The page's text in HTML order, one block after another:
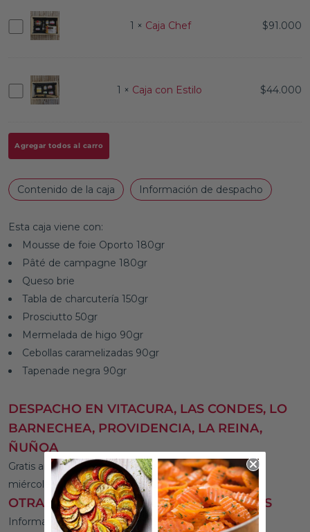
Chef
1 × Caja Chef $91.000
1 × Caja con Estilo $44.000
Agregar todos al carro
Contenido de la caja Información de despacho
Esta caja viene con:
Mousse de foie Oporto 180gr
Pâté de campagne 180gr
Queso brie
Tabla de charcutería 150gr
Prosciutto 50gr
Mermelada de higo 90gr
Cebollas caramelizadas 90gr
Tapenade negra 90gr
DESPACHO EN VITACURA, LAS CONDES, LO
BARNECHEA, PROVIDENCIA, LA REINA,
ÑUÑOA
Gratis arriba de $60.000 Despachamos el martes,
miércoles y viernes entre 10:30 y 15:00
OTRAS COMUNAS DE LA RM Y REGIONES
Informarse por WhatsApp+569 8596 2694